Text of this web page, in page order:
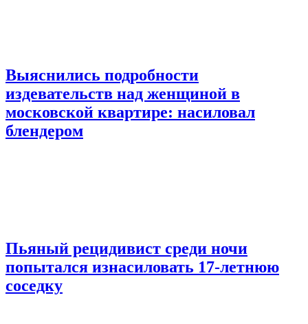
Выяснились подробности
издевательств над женщиной в
московской квартире: насиловал
блендером
Пьяный рецидивист среди ночи
попытался изнасиловать 17-летнюю
соседку